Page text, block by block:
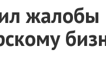
жалобы